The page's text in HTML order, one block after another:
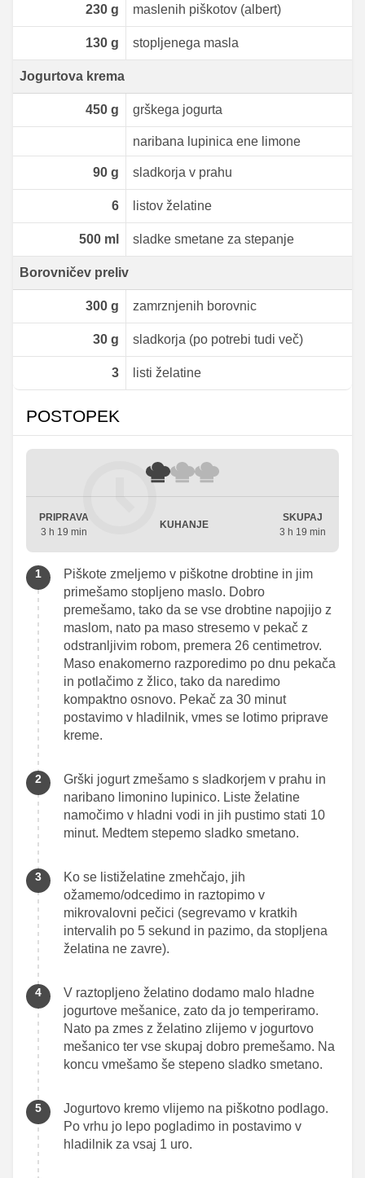
230g maslenih piškotov (albert)
130g stopljenega masla
Jogurtova krema
450g grškega jogurta
naribana lupinica ene limone
90g sladkorja v prahu
6 listov želatine
500ml sladke smetane za stepanje
Borovničev preliv
300g zamrznjenih borovnic
30g sladkorja (po potrebi tudi več)
3 listi želatine
POSTOPEK
PRIPRAVA
3 h 19 min
KUHANJE
SKUPAJ
3 h 19 min
Piškote zmeljemo v piškotne drobtine in jim
primešamo stopljeno maslo. Dobro
premešamo, tako da se vse drobtine napojijo z
maslom, nato pa maso stresemo v pekač z
odstranljivim robom, premera 26 centimetrov.
Maso enakomerno razporedimo po dnu pekača
in potlačimo z žlico, tako da naredimo
kompaktno osnovo. Pekač za 30 minut
postavimo v hladilnik, vmes se lotimo priprave
kreme.
Grški jogurt zmešamo s sladkorjem v prahu in
naribano limonino lupinico. Liste želatine
namočimo v hladni vodi in jih pustimo stati 10
minut. Medtem stepemo sladko smetano.
Ko se listiželatine zmehčajo, jih
ožamemo/odcedimo in raztopimo v
mikrovalovni pečici (segrevamo v kratkih
intervalih po 5 sekund in pazimo, da stopljena
želatina ne zavre).
V raztopljeno želatino dodamo malo hladne
jogurtove mešanice, zato da jo temperiramo.
Nato pa zmes z želatino zlijemo v jogurtovo
mešanico ter vse skupaj dobro premešamo. Na
koncu vmešamo še stepeno sladko smetano.
Jogurtovo kremo vlijemo na piškotno podlago.
Po vrhu jo lepo pogladimo in postavimo v
hladilnik za vsaj 1 uro.